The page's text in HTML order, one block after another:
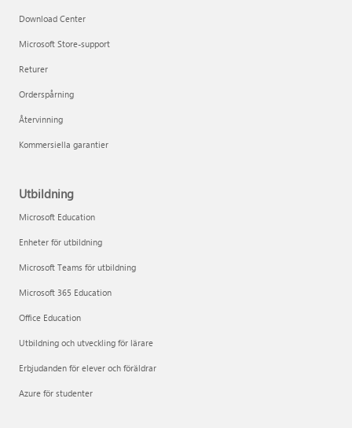
Download Center
Microsoft Store-support
Returer
Orderspårning
Återvinning
Kommersiella garantier
Utbildning
Microsoft Education
Enheter för utbildning
Microsoft Teams för utbildning
Microsoft 365 Education
Office Education
Utbildning och utveckling för lärare
Erbjudanden för elever och föräldrar
Azure för studenter